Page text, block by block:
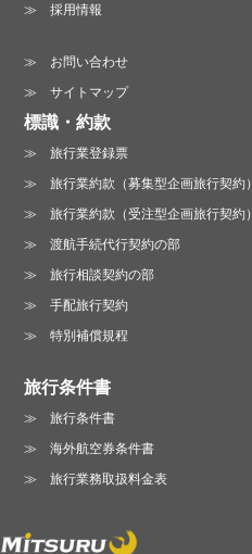
採用情報
お問い合わせ
サイトマップ
標識・約款
旅行業登録票
旅行業約款（募集型企画旅行契約）
旅行業約款（受注型企画旅行契約）
渡航手続代行契約の部
旅行相談契約の部
手配旅行契約
特別補償規程
旅行条件書
旅行条件書
海外航空券条件書
旅行業務取扱料金表